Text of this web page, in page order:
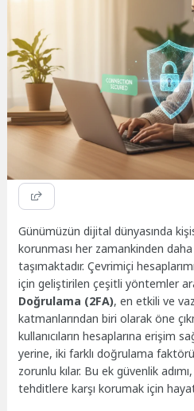
Günümüzün dijital dünyasında
korunması her zamankinden
taşımaktadır. Çevrimiçi
için geliştirilen çeşitli yöntemler
Doğrulama (2FA), en etkili ve
katmanlarından biri olarak öne
kullanıcıların hesaplarına erişim
yerine, iki farklı doğrulama
zorunlu kılar. Bu ek güvenlik
tehditlere karşı korumak için